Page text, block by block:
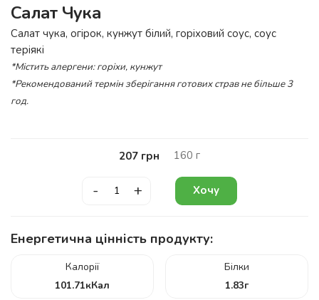
Салат Чука
Салат чука, огірок, кунжут білий, горіховий соус, соус
теріякі
*Містить алергени: горіхи, кунжут
*Рекомендований термін зберігання готових страв не більше 3
год.
207 грн 160 г
- + Хочу
Енергетична цінність продукту:
Калорії
101.71кКал
Білки
1.83г